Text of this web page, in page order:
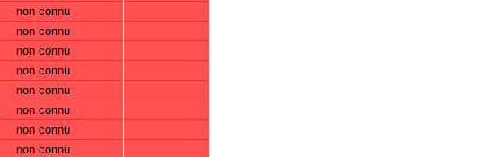
non connu
non connu
non connu
non connu
non connu
non connu
non connu
non connu